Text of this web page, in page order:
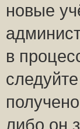
новые
в
либо он